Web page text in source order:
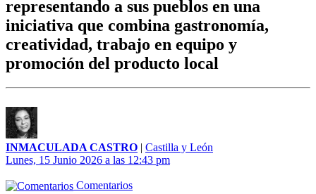
representando a sus pueblos en una
iniciativa que combina gastronomía,
creatividad, trabajo en equipo y
promoción del producto local
INMACULADA CASTRO | Castilla y León
Lunes, 15 Junio 2026 a las 12:43 pm
Comentarios